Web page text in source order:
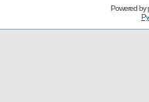
Powered by